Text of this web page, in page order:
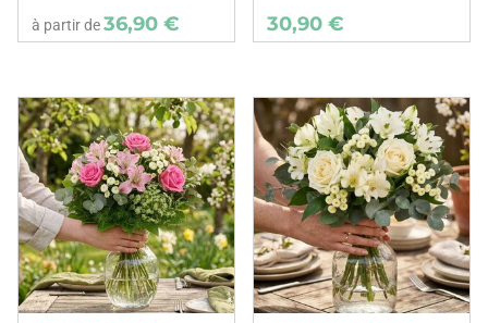
à partir de36,90 € 30,90 €